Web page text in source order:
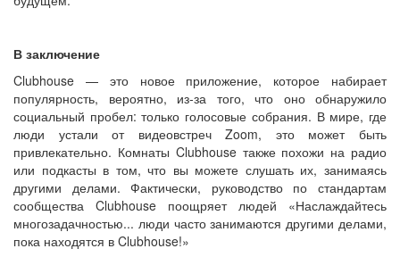
В заключение
Clubhouse — это новое приложение, которое набирает
популярность, вероятно, из-за того, что оно обнаружило
социальный пробел: только голосовые собрания. В мире, где
люди устали от видеовстреч Zoom, это может быть
привлекательно. Комнаты Clubhouse также похожи на радио
или подкасты в том, что вы можете слушать их, занимаясь
другими делами. Фактически, руководство по стандартам
сообщества Clubhouse поощряет людей «Наслаждайтесь
многозадачностью... люди часто занимаются другими делами,
пока находятся в Clubhouse!»